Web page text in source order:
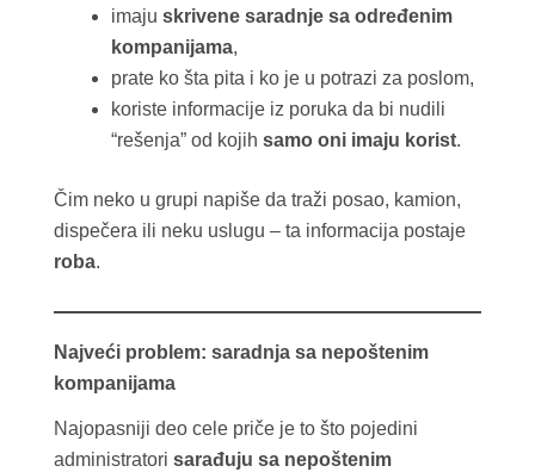
imaju skrivene saradnje sa određenim
kompanijama,
prate ko šta pita i ko je u potrazi za poslom,
koriste informacije iz poruka da bi nudili
“rešenja” od kojih samo oni imaju korist.
Čim neko u grupi napiše da traži posao, kamion,
dispečera ili neku uslugu – ta informacija postaje
roba.
Najveći problem: saradnja sa nepoštenim
kompanijama
Najopasniji deo cele priče je to što pojedini
administratori sarađuju sa nepoštenim